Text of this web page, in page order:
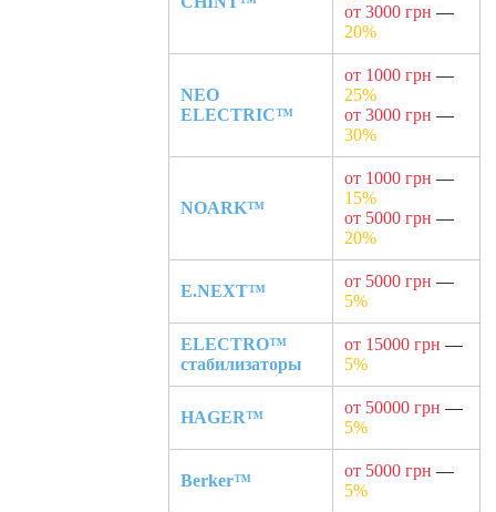
от 3000 грн —
20%
NEO
ELECTRIC™
от 1000 грн —
25%
от 3000 грн —
30%
NOARK™
от 1000 грн —
15%
от 5000 грн —
20%
E.NEXT™
от 5000 грн —
5%
ELECTRO™
стабилизаторы
от 15000 грн —
5%
HAGER™
от 50000 грн —
5%
Berker™
от 5000 грн —
5%